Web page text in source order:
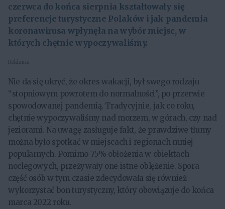
czerwca do końca sierpnia kształtowały się
preferencje turystyczne Polaków i jak pandemia
koronawirusa wpłynęła na wybór miejsc, w
których chętnie wypoczywaliśmy.
Reklama
Nie da się ukryć, że okres wakacji, był swego rodzaju
“stopniowym powrotem do normalności”, po przerwie
spowodowanej pandemią. Tradycyjnie, jak co roku,
chętnie wypoczywaliśmy nad morzem, w górach, czy nad
jeziorami. Na uwagę zasługuje fakt, że prawdziwe tłumy
można było spotkać w miejscach i regionach mniej
popularnych. Pomimo 75% obłożenia w obiektach
noclegowych, przeżywały one istne oblężenie. Spora
część osób w tym czasie zdecydowała się również
wykorzystać bon turystyczny, który obowiązuje do końca
marca 2022 roku.